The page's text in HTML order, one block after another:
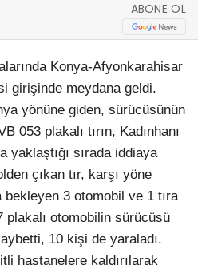
ABONE OL
Konya-Afyonkarahisar
girişinde meydana geldi.
yönüne giden, sürücüsünün
053 plakalı tırın, Kadınhanı
yaklaştığı sırada iddiaya
çıkan tır, karşı yöne
bekleyen 3 otomobil ve 1 tıra
plakalı otomobilin sürücüsü
10 kişi de yaraladı.
hastanelere kaldırılarak